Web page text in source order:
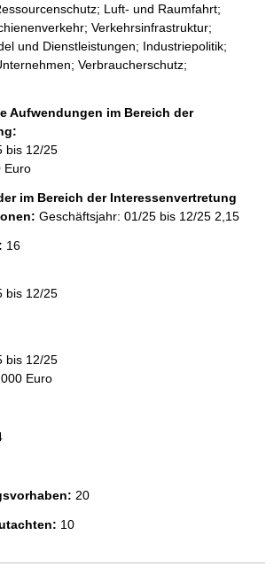
Luft- und Raumfahrt;
Verkehrsinfrastruktur;
und Dienstleistungen; Industriepolitik;
Verbraucherschutz;
Aufwendungen im Bereich der
bis 12/25
Euro
im Bereich der Interessenvertretung
Geschäftsjahr: 01/25 bis 12/25 2,15
16
bis 12/25
bis 12/25
Euro
20
10